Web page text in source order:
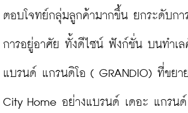
ตอบโจทย์กลุ่มลูกค้ามากขึ้น ยกระดับกา
การอยู่อาศัย ทั้งดีไซน์ ฟังก์ชั่น บนทำเ
แบรนด์ แกรนดิโอ ( GRANDIO) ที่ขยา
City Home อย่างแบรนด์ เดอะ แกรนด์